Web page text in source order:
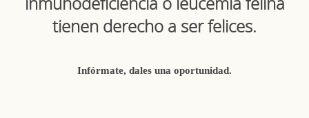
tienen derecho a ser felices.
Infórmate, dales una oportunidad.